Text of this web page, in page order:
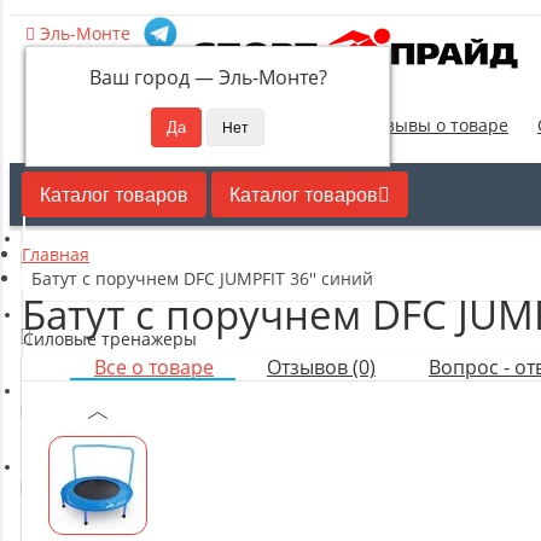
Эль-Монте
Ваш город —Эль-Монте?
Отзывы о товаре
Каталог товаров Каталог товаров
Кардиотренажеры
Силовые тренажеры
Свободные веса
Оборудование для настольного тенниса
Главная
Батут с поручнем DFC JUMPFIT 36'' синий
Батут с поручнем DFC
Все о товаре Отзывов (0) Вопрос -